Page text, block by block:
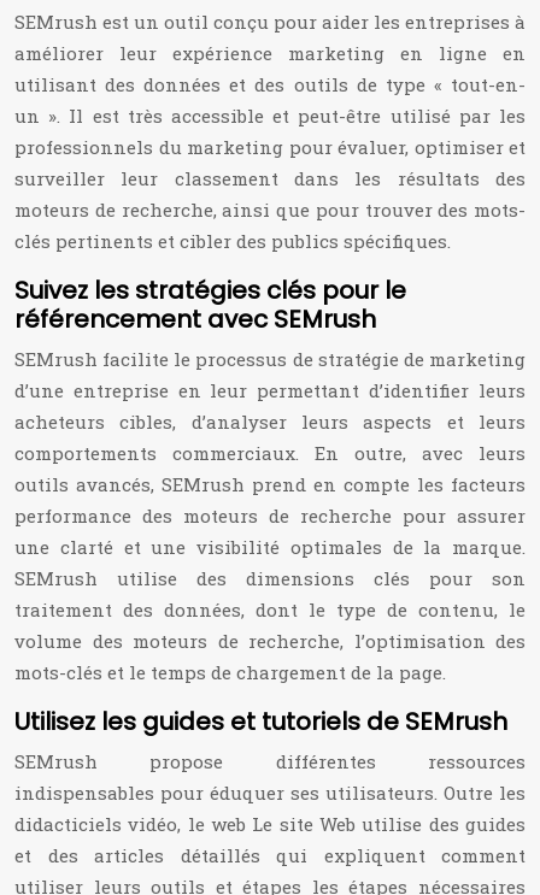
SEMrush est un outil conçu pour aider les entreprises à
améliorer leur expérience marketing en ligne en
utilisant des données et des outils de type « tout-en-
un ». Il est très accessible et peut-être utilisé par les
professionnels du marketing pour évaluer, optimiser et
surveiller leur classement dans les résultats des
moteurs de recherche, ainsi que pour trouver des mots-
clés pertinents et cibler des publics spécifiques.
Suivez les stratégies clés pour le
référencement avec SEMrush
SEMrush facilite le processus de stratégie de marketing
d’une entreprise en leur permettant d’identifier leurs
acheteurs cibles, d’analyser leurs aspects et leurs
comportements commerciaux. En outre, avec leurs
outils avancés, SEMrush prend en compte les facteurs
performance des moteurs de recherche pour assurer
une clarté et une visibilité optimales de la marque.
SEMrush utilise des dimensions clés pour son
traitement des données, dont le type de contenu, le
volume des moteurs de recherche, l’optimisation des
mots-clés et le temps de chargement de la page.
Utilisez les guides et tutoriels de SEMrush
SEMrush propose différentes ressources
indispensables pour éduquer ses utilisateurs. Outre les
didacticiels vidéo, le web Le site Web utilise des guides
et des articles détaillés qui expliquent comment
utiliser leurs outils et étapes les étapes nécessaires